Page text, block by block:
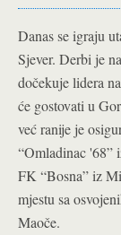
Danas se igraju
Sjever. Derbi je
dočekuje lidera
će gostovati u
već ranije je
“Omladinac '68”
FK “Bosna” iz
mjestu sa
Maoče.